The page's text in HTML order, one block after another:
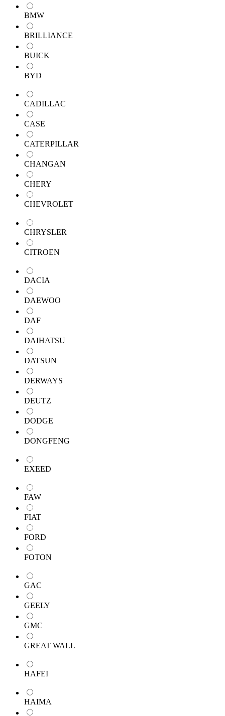
BMW
BRILLIANCE
BUICK
BYD
CADILLAC
CASE
CATERPILLAR
CHANGAN
CHERY
CHEVROLET
CHRYSLER
CITROEN
DACIA
DAEWOO
DAF
DAIHATSU
DATSUN
DERWAYS
DEUTZ
DODGE
DONGFENG
EXEED
FAW
FIAT
FORD
FOTON
GAC
GEELY
GMC
GREAT WALL
HAFEI
HAIMA